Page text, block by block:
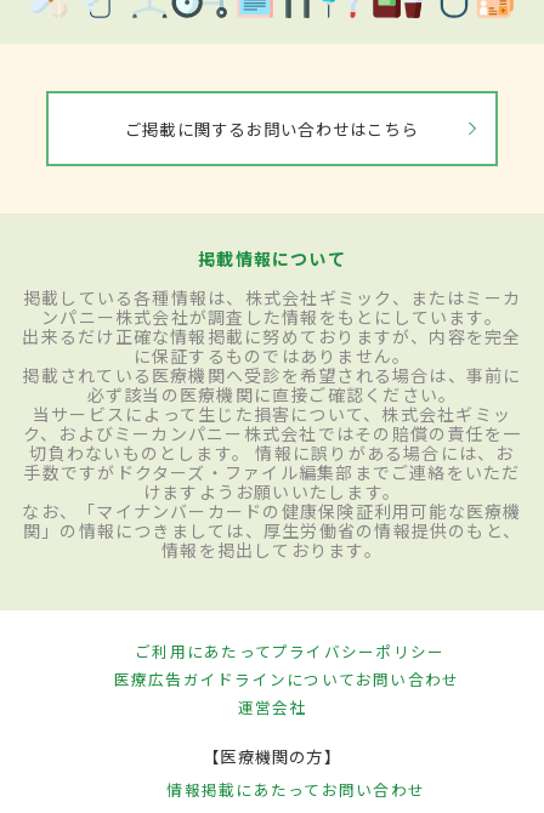
ご掲載に関するお問い合わせはこちら
掲載情報について
掲載している各種情報は、株式会社ギミック、またはミーカ
ンパニー株式会社が調査した情報をもとにしています。
出来るだけ正確な情報掲載に努めておりますが、内容を完全
に保証するものではありません。
掲載されている医療機関へ受診を希望される場合は、事前に
必ず該当の医療機関に直接ご確認ください。
当サービスによって生じた損害について、株式会社ギミッ
ク、およびミーカンパニー株式会社ではその賠償の責任を一
切負わないものとします。 情報に誤りがある場合には、お
手数ですがドクターズ・ファイル編集部までご連絡をいただ
けますようお願いいたします。
なお、「マイナンバーカードの健康保険証利用可能な医療機
関」の情報につきましては、厚生労働省の情報提供のもと、
情報を掲出しております。
ご利用にあたってプライバシーポリシー
医療広告ガイドラインについてお問い合わせ
運営会社
【医療機関の方】
情報掲載にあたって お問い合わせ